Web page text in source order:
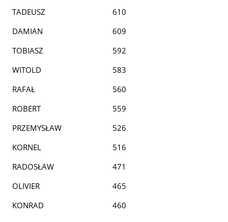
TADEUSZ
610
DAMIAN
609
TOBIASZ
592
WITOLD
583
RAFAŁ
560
ROBERT
559
PRZEMYSŁAW
526
KORNEL
516
RADOSŁAW
471
OLIVIER
465
KONRAD
460